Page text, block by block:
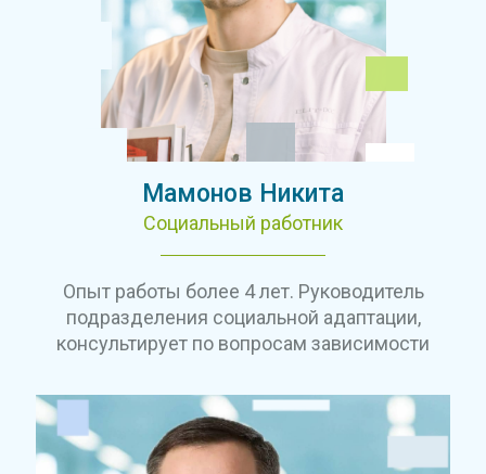
Мамонов Никита
Социальный работник
Опыт работы более 4 лет. Руководитель
подразделения социальной адаптации,
консультирует по вопросам зависимости